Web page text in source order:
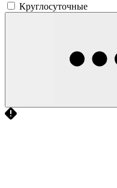
Круглосуточные